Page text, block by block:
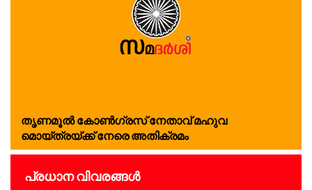
തൃണമൂൽ കോൺഗ്രസ് നേതാവ് മഹുവ
മൊയ്ത്രയ്ക്ക് നേരെ അതിക്രമം
പ്രധാന വിവരങ്ങൾ